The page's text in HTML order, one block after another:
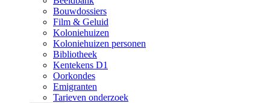
Bouwdossiers
Film & Geluid
Koloniehuizen
Koloniehuizen personen
Bibliotheek
Kentekens D1
Oorkondes
Emigranten
Tarieven onderzoek